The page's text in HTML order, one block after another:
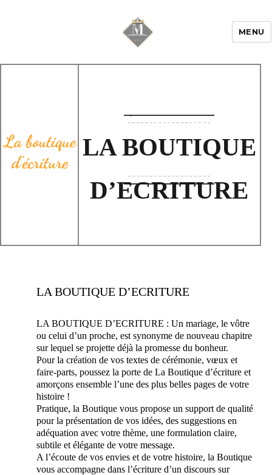
MENU
LA BOUTIQUE
D’ECRITURE
LA BOUTIQUE D’ECRITURE
LA BOUTIQUE D’ECRITURE : Un mariage, le vôtre
ou celui d’un proche, est synonyme de nouveau chapitre
sur lequel se projette déjà la promesse du bonheur.
Pour la création de vos textes de cérémonie, vœux et
faire-parts, poussez la porte de La Boutique d’écriture et
amorçons ensemble l’une des plus belles pages de votre
histoire !
Pratique, la Boutique vous propose un support de qualité
pour la présentation de vos idées, des suggestions en
adéquation avec votre thème, une formulation claire,
subtile et élégante de votre message.
A l’écoute de vos envies et de votre histoire, la Boutique
vous accompagne dans l’écriture d’un discours sur